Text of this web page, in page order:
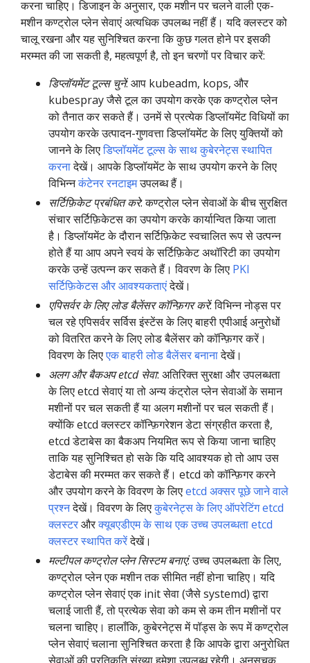
करना चाहिए। डिजाइन के अनुसार, एक मशीन पर चलने वाली एक-
मशीन कण्ट्रोल प्लेन सेवाएं अत्यधिक उपलब्ध नहीं हैं। यदि क्लस्टर को
चालू रखना और यह सुनिश्चित करना कि कुछ गलत होने पर इसकी
मरम्मत की जा सकती है, महत्वपूर्ण है, तो इन चरणों पर विचार करें:
डिप्लॉयमेंट टूल्स चुनें: आप kubeadm, kops, और
kubespray जैसे टूल का उपयोग करके एक कण्ट्रोल प्लेन
को तैनात कर सकते हैं। उनमें से प्रत्येक डिप्लॉयमेंट विधियों का
उपयोग करके उत्पादन-गुणवत्ता डिप्लॉयमेंट के लिए युक्तियों को
जानने के लिएडिप्लॉयमेंट टूल्स के साथ कुबेरनेट्स स्थापित
करनादेखें। आपके डिप्लॉयमेंट के साथ उपयोग करने के लिए
विभिन्नकंटेनर रनटाइमउपलब्ध हैं।
सर्टिफ़िकेट प्रबंधित करे: कण्ट्रोल प्लेन सेवाओं के बीच सुरक्षित
संचार सर्टिफ़िकेटस का उपयोग करके कार्यान्वित किया जाता
है। डिप्लॉयमेंट के दौरान सर्टिफ़िकेट स्वचालित रूप से उत्पन्न
होते हैं या आप अपने स्वयं के सर्टिफ़िकेट अथॉरिटी का उपयोग
करके उन्हें उत्पन्न कर सकते हैं। विवरण के लिए PKI
सर्टिफ़िकेटस और आवश्यकताएंदेखें।
एपिसर्वर के लिए लोड बैलेंसर कॉन्फ़िगर करें: विभिन्न नोड्स पर
चल रहे एपिसर्वर सर्विस इंस्टेंस के लिए बाहरी एपीआई अनुरोधों
को वितरित करने के लिए लोड बैलेंसर को कॉन्फ़िगर करें।
विवरण के लिएएक बाहरी लोड बैलेंसर बनानादेखें।
अलग और बैकअप etcd सेवा: अतिरिक्त सुरक्षा और उपलब्धता
के लिए etcd सेवाएं या तो अन्य कंट्रोल प्लेन सेवाओं के समान
मशीनों पर चल सकती हैं या अलग मशीनों पर चल सकती हैं।
क्योंकि etcd क्लस्टर कॉन्फ़िगरेशन डेटा संग्रहीत करता है,
etcd डेटाबेस का बैकअप नियमित रूप से किया जाना चाहिए
ताकि यह सुनिश्चित हो सके कि यदि आवश्यक हो तो आप उस
डेटाबेस की मरम्मत कर सकते हैं। etcd को कॉन्फ़िगर करने
और उपयोग करने के विवरण के लिएetcd अक्सर पूछे जाने वाले
प्रश्नदेखें। विवरण के लिएकुबेरनेट्स के लिए ऑपरेटिंग etcd
क्लस्टरऔरक्यूबएडीएम के साथ एक उच्च उपलब्धता etcd
क्लस्टर स्थापित करेंदेखें।
मल्टीपल कण्ट्रोल प्लेन सिस्टम बनाएं: उच्च उपलब्धता के लिए,
कण्ट्रोल प्लेन एक मशीन तक सीमित नहीं होना चाहिए। यदि
कण्ट्रोल प्लेन सेवाएं एक init सेवा (जैसे systemd) द्वारा
चलाई जाती हैं, तो प्रत्येक सेवा को कम से कम तीन मशीनों पर
चलना चाहिए। हालाँकि, कुबेरनेट्स में पॉड्स के रूप में कण्ट्रोल
प्लेन सेवाएं चलाना सुनिश्चित करता है कि आपके द्वारा अनुरोधित
सेवाओं की प्रतिकृति संख्या हमेशा उपलब्ध रहेगी। अनुसूचक